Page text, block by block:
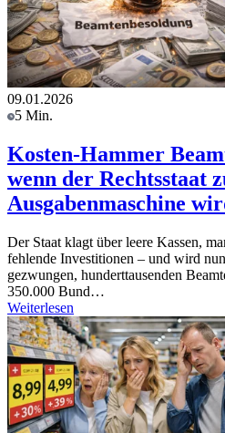
09.01.2026
5 Min.
Kosten-Hammer
wenn der Rechtsstaat
Ausgabenmaschine
Der Staat klagt über leere Kassen,
fehlende Investitionen – und wird
gezwungen, hunderttausenden
350.000 Bund…
Weiterlesen